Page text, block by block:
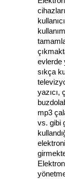
evlerde
sıkça
yazıcı,
mp3
vs. gibi